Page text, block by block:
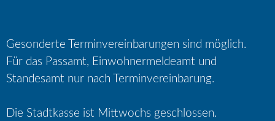
Gesonderte Terminvereinbarungen sind möglich.
Für das Passamt, Einwohnermeldeamt und
Standesamt nur nach Terminvereinbarung.
Die Stadtkasse ist Mittwochs geschlossen.